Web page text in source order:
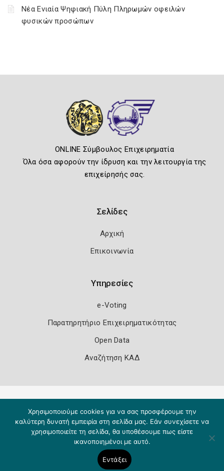
Νέα Ενιαία Ψηφιακή Πύλη Πληρωμών οφειλών
φυσικών προσώπων
ONLINE Σύμβουλος Επιχειρηματία
Όλα όσα αφορούν την ίδρυση και την λειτουργία της
επιχείρησής σας.
Σελίδες
Αρχική
Επικοινωνία
Υπηρεσίες
e-Voting
Παρατηρητήριο Επιχειρηματικότητας
Open Data
Αναζήτηση ΚΑΔ
Χρησιμοποιούμε cookies για να σας προσφέρουμε την
καλύτερη δυνατή εμπειρία στη σελίδα μας. Εάν συνεχίσετε να
χρησιμοποιείτε τη σελίδα, θα υποθέσουμε πως είστε
ικανοποιημένοι με αυτό.
Εντάξει
Copyright 2026 Knowledge A.E.